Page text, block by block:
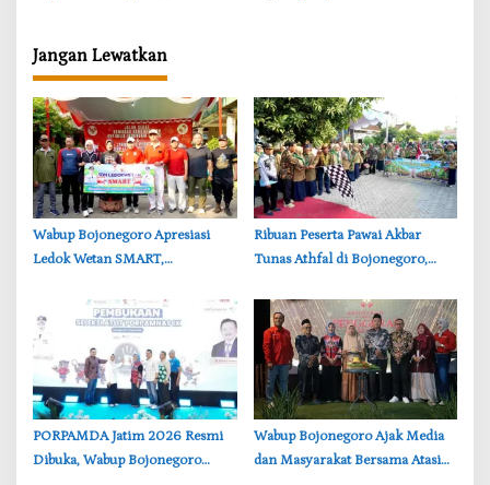
Jangan Lewatkan
‎Wabup Bojonegoro Apresiasi
Ledok Wetan SMART,
Bersinergi
‎Ribuan Peserta Pawai Akbar
Tunas Athfal di Bojonegoro,
Anak
‎PORPAMDA Jatim 2026 Resmi
Dibuka, Wabup Bojonegoro
Wabup Bojonegoro Ajak Media
dan Masyarakat Bersama Atasi